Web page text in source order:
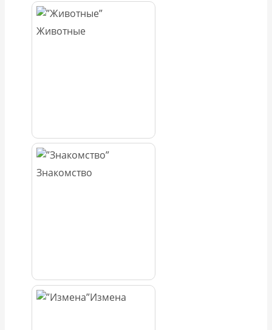
Животные
Знакомство
Измена